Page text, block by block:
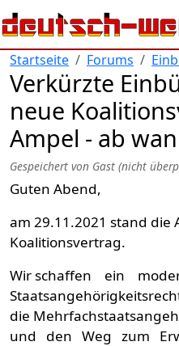
Direkt zum Inhalt
Startseite Forums
Verkürzte
neue
Ampel - ab
Gespeichert von Gast (nicht
Guten Abend,
am 29.11.2021 stand die
Koalitionsvertrag.
Wir schaffen ein
die
und den Weg zum